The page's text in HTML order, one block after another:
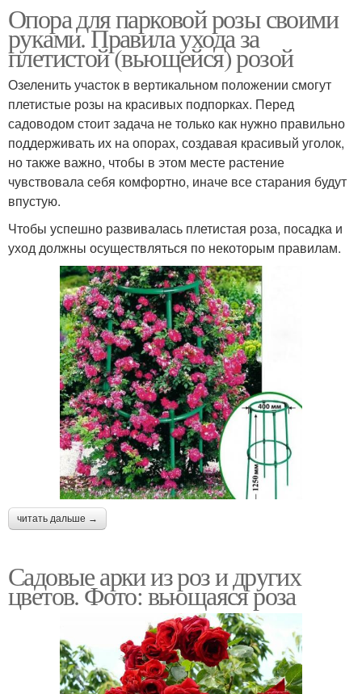
Опора для парковой розы своими
руками. Правила ухода за
плетистой (вьющейся) розой
Озеленить участок в вертикальном положении смогут
плетистые розы на красивых подпорках. Перед
садоводом стоит задача не только как нужно правильно
поддерживать их на опорах, создавая красивый уголок,
но также важно, чтобы в этом месте растение
чувствовала себя комфортно, иначе все старания будут
впустую.
Чтобы успешно развивалась плетистая роза, посадка и
уход должны осуществляться по некоторым правилам.
читать дальше →
Садовые арки из роз и других
цветов. Фото: вьющаяся роза